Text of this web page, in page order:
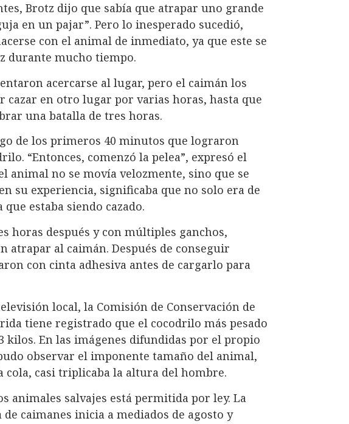
Brotz dijo que sabía que atrapar uno grande
en un pajar”. Pero lo inesperado sucedió,
con el animal de inmediato, ya que este se
durante mucho tiempo.
acercarse al lugar, pero el caimán los
cazar en otro lugar por varias horas, hasta que
una batalla de tres horas.
de los primeros 40 minutos que lograron
“Entonces, comenzó la pelea”, expresó el
animal no se movía velozmente, sino que se
su experiencia, significaba que no solo era de
estaba siendo cazado.
horas después y con múltiples ganchos,
atrapar al caimán. Después de conseguir
con cinta adhesiva antes de cargarlo para
local, la Comisión de Conservación de
tiene registrado que el cocodrilo más pesado
kilos. En las imágenes difundidas por el propio
observar el imponente tamaño del animal,
cola, casi triplicaba la altura del hombre.
animales salvajes está permitida por ley. La
caimanes inicia a mediados de agosto y